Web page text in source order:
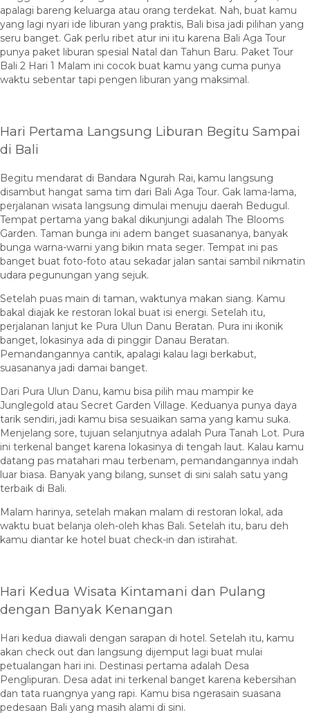
apalagi bareng keluarga atau orang terdekat. Nah, buat kamu
yang lagi nyari ide liburan yang praktis, Bali bisa jadi pilihan yang
seru banget. Gak perlu ribet atur ini itu karena Bali Aga Tour
punya paket liburan spesial Natal dan Tahun Baru. Paket Tour
Bali 2 Hari 1 Malam ini cocok buat kamu yang cuma punya
waktu sebentar tapi pengen liburan yang maksimal.
Hari Pertama Langsung Liburan Begitu Sampai
di Bali
Begitu mendarat di Bandara Ngurah Rai, kamu langsung
disambut hangat sama tim dari Bali Aga Tour. Gak lama-lama,
perjalanan wisata langsung dimulai menuju daerah Bedugul.
Tempat pertama yang bakal dikunjungi adalah The Blooms
Garden. Taman bunga ini adem banget suasananya, banyak
bunga warna-warni yang bikin mata seger. Tempat ini pas
banget buat foto-foto atau sekadar jalan santai sambil nikmatin
udara pegunungan yang sejuk.
Setelah puas main di taman, waktunya makan siang. Kamu
bakal diajak ke restoran lokal buat isi energi. Setelah itu,
perjalanan lanjut ke Pura Ulun Danu Beratan. Pura ini ikonik
banget, lokasinya ada di pinggir Danau Beratan.
Pemandangannya cantik, apalagi kalau lagi berkabut,
suasananya jadi damai banget.
Dari Pura Ulun Danu, kamu bisa pilih mau mampir ke
Junglegold atau Secret Garden Village. Keduanya punya daya
tarik sendiri, jadi kamu bisa sesuaikan sama yang kamu suka.
Menjelang sore, tujuan selanjutnya adalah Pura Tanah Lot. Pura
ini terkenal banget karena lokasinya di tengah laut. Kalau kamu
datang pas matahari mau terbenam, pemandangannya indah
luar biasa. Banyak yang bilang, sunset di sini salah satu yang
terbaik di Bali.
Malam harinya, setelah makan malam di restoran lokal, ada
waktu buat belanja oleh-oleh khas Bali. Setelah itu, baru deh
kamu diantar ke hotel buat check-in dan istirahat.
Hari Kedua Wisata Kintamani dan Pulang
dengan Banyak Kenangan
Hari kedua diawali dengan sarapan di hotel. Setelah itu, kamu
akan check out dan langsung dijemput lagi buat mulai
petualangan hari ini. Destinasi pertama adalah Desa
Penglipuran. Desa adat ini terkenal banget karena kebersihan
dan tata ruangnya yang rapi. Kamu bisa ngerasain suasana
pedesaan Bali yang masih alami di sini.